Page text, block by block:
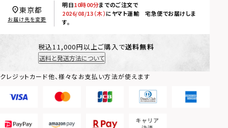
明日10時00分までのご注文で
2026/08/13（木）にヤマト運輸 宅急便でお届けしま
す。
東京都
お届け先を変更
税込11,000円以上ご購入で送料無料
送料と発送方法について
クレジットカード他、様々なお支払い方法が使えます